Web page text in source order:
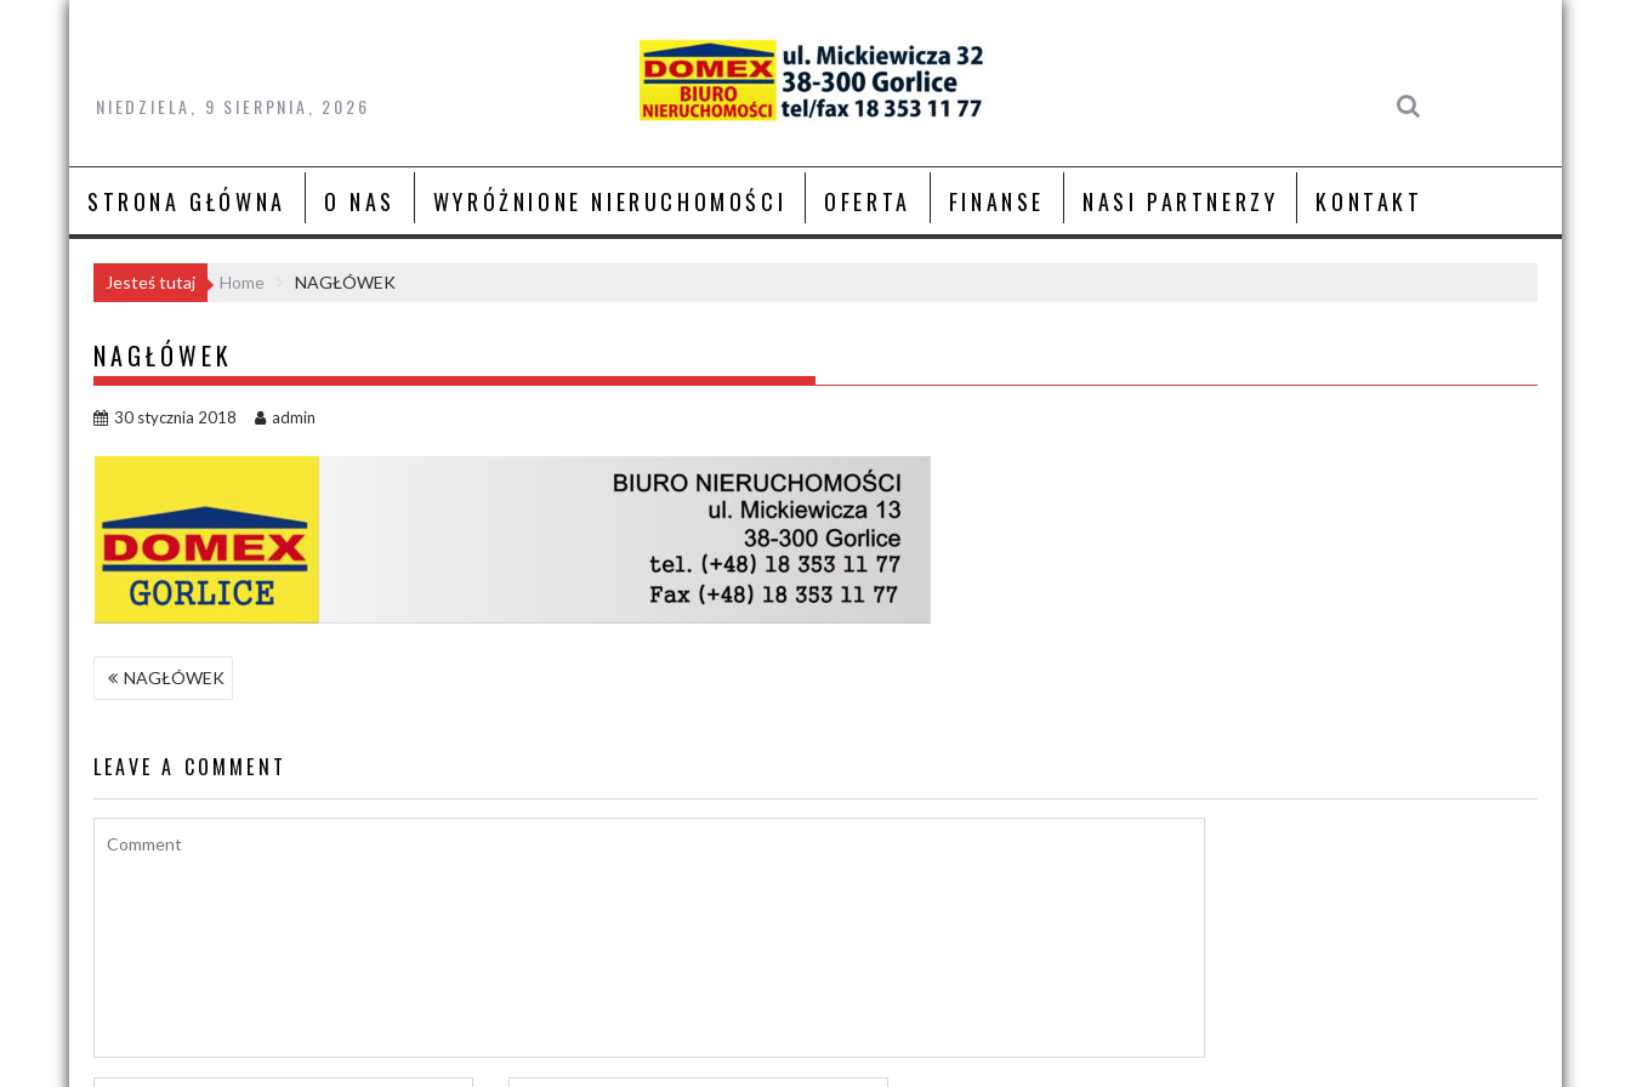
Skip
NIEDZIELA, 9 SIERPNIA, 2026
STRONA GŁÓWNA O NAS WYRÓŻNIONE NIERUCHOMOŚCI OFERTA FINANSE NASI PARTNERZY KONTAKT
Jesteś tutaj Home NAGŁÓWEK
NAGŁÓWEK
30 stycznia 2018 admin
NAWIGACJA
NAGŁÓWEK
LEAVE A COMMENT